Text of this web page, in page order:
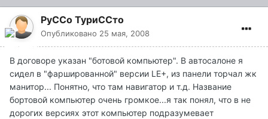
РуССо ТуриССто
Опубликовано 25 мая, 2008
В договоре указан "ботовой компьютер". В автосалоне я
сидел в "фаршированной" версии LE+, из панели торчал жк
манитор... Понятно, что там навигатор и т.д. Название
бортовой компьютер очень громкое...я так понял, что в не
дорогих версиях этот компьютер подразумевает